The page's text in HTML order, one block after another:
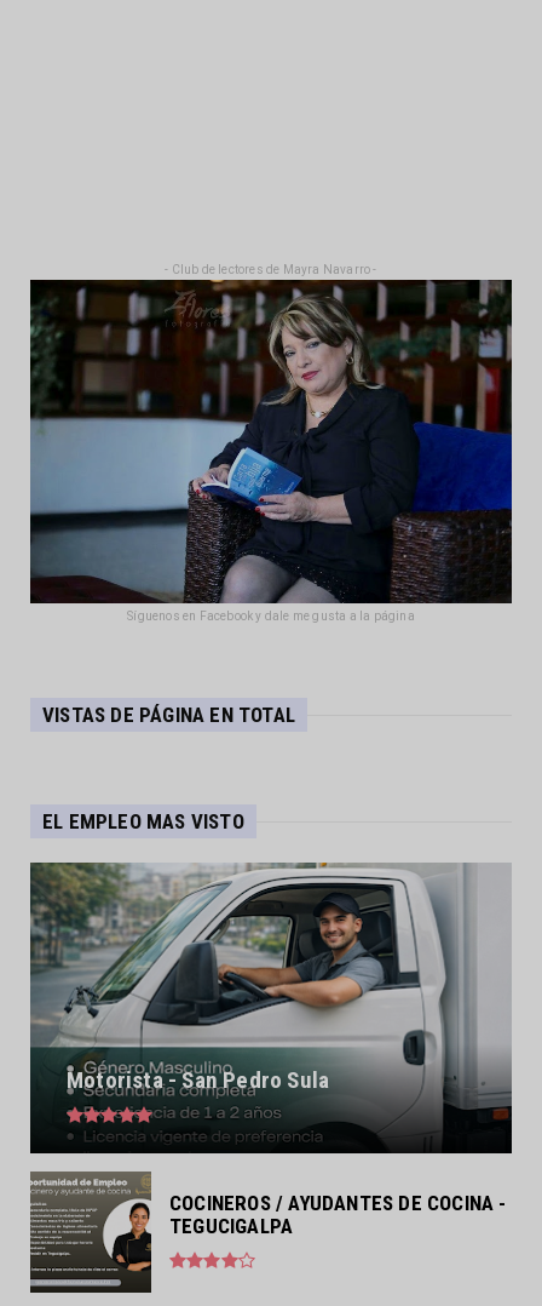
- Club de lectores de Mayra Navarro -
Síguenos en Facebook y dale me gusta a la página
VISTAS DE PÁGINA EN TOTAL
EL EMPLEO MAS VISTO
Motorista - San Pedro Sula
COCINEROS / AYUDANTES DE COCINA -
TEGUCIGALPA